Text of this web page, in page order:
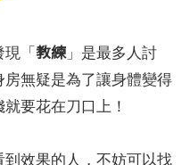
現「教練」是最多人討
無疑是為了讓身體變得
要花在刀口上！
效果的人，不妨可以找